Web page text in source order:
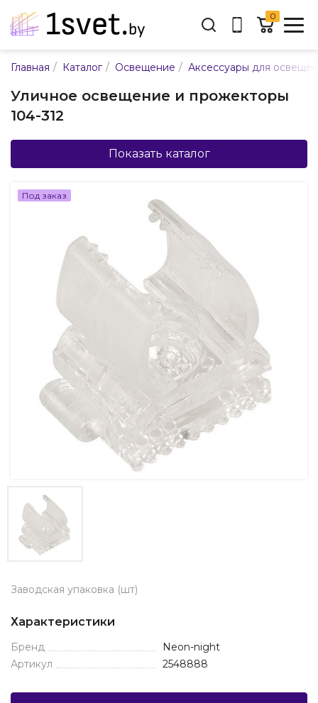
Адрес:
ул. Каменногорская, 45
Время работы:
E-mail:
info@mpsnab.by
Заказать звонок
0
Главная / Каталог / Освещение / Аксессуары для
Уличное освещение и прожекторы
104-312
Показать каталог
Под заказ
Заводская упаковка (шт)
Характеристики
Бренд
Neon-night
Артикул
2548888